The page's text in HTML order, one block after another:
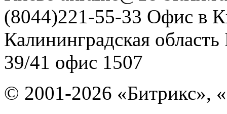
(8044)221-55-33 Офис в
Калининградская область
39/41 офис 1507
© 2001-2026 «Битрикс»,